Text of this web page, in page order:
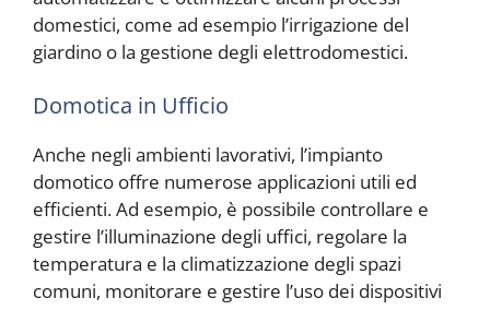
domestici, come ad esempio l’irrigazione del
giardino o la gestione degli elettrodomestici.
Domotica in Ufficio
Anche negli ambienti lavorativi, l’impianto
domotico offre numerose applicazioni utili ed
efficienti. Ad esempio, è possibile controllare e
gestire l’illuminazione degli uffici, regolare la
temperatura e la climatizzazione degli spazi
comuni, monitorare e gestire l’uso dei dispositivi